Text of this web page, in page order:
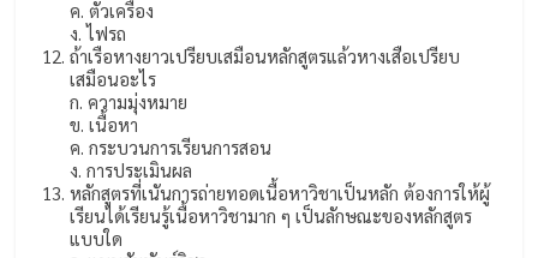
ค. ตัวเครื่อง
ง. ไฟรถ
ถ้าเรือหางยาวเปรียบเสมือนหลักสูตรแล้วหางเสือเปรียบ
เสมือนอะไร
ก. ความมุ่งหมาย
ข. เนื้อหา
ค. กระบวนการเรียนการสอน
ง. การประเมินผล
หลักสูตรที่เนันการถ่ายทอดเนื้อหาวิชาเป็นหลัก ต้องการให้ผู้
เรียนได้เรียนรู้เนื้อหาวิชามาก ๆ เป็นลักษณะของหลักสูตร
แบบใด